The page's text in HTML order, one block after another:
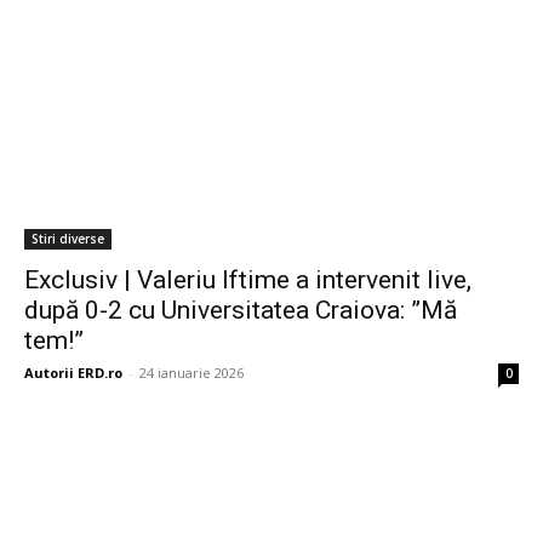
Stiri diverse
Exclusiv | Valeriu Iftime a intervenit live,
după 0-2 cu Universitatea Craiova: ”Mă
tem!”
Autorii ERD.ro - 24 ianuarie 2026 0